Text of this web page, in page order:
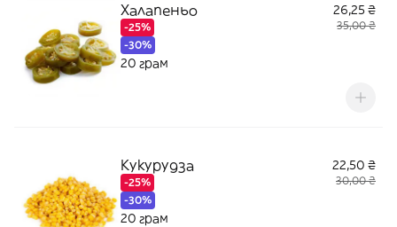
Халапеньо
-25%
-30%
26,25 ₴
35,00 ₴
20 грам
Кукурудза
-25%
-30%
22,50 ₴
30,00 ₴
20 грам